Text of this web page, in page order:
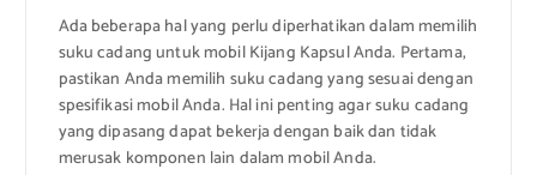
Ada beberapa hal yang perlu diperhatikan dalam memilih
suku cadang untuk mobil Kijang Kapsul Anda. Pertama,
pastikan Anda memilih suku cadang yang sesuai dengan
spesifikasi mobil Anda. Hal ini penting agar suku cadang
yang dipasang dapat bekerja dengan baik dan tidak
merusak komponen lain dalam mobil Anda.